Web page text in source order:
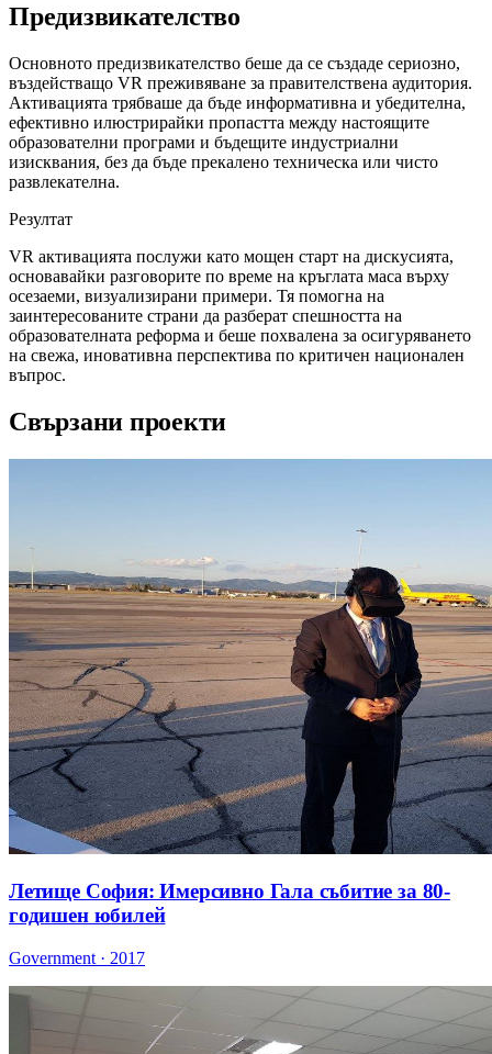
Предизвикателство
Основното предизвикателство беше да се създаде сериозно,
въздействащо VR преживяване за правителствена аудитория.
Активацията трябваше да бъде информативна и убедителна,
ефективно илюстрирайки пропастта между настоящите
образователни програми и бъдещите индустриални
изисквания, без да бъде прекалено техническа или чисто
развлекателна.
Резултат
VR активацията послужи като мощен старт на дискусията,
основавайки разговорите по време на кръглата маса върху
осезаеми, визуализирани примери. Тя помогна на
заинтересованите страни да разберат спешността на
образователната реформа и беше похвалена за осигуряването
на свежа, иновативна перспектива по критичен национален
въпрос.
Свързани проекти
Летище София: Имерсивно Гала събитие за 80-
годишен юбилей
Government · 2017